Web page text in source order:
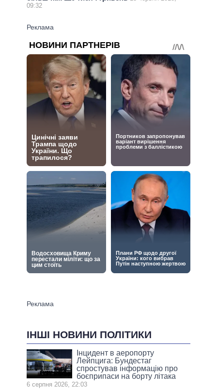
09:32
ІНШІ НОВИНИ ПОЛІТИКИ
Інцидент в аеропорту
Лейпцига: Бундестаг
спростував інформацію про
боєприпаси на борту літака
6 серпня 2026, 22:03